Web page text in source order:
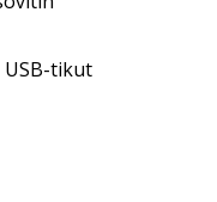
USB-tikut